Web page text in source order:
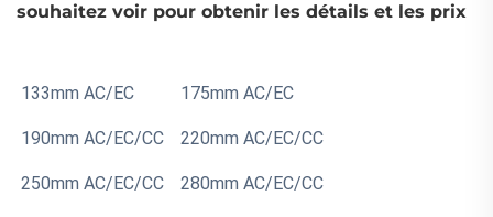
souhaitez voir pour obtenir les détails et les prix
133mm AC/EC 175mm AC/EC